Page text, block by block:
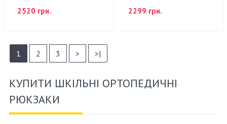
2520 грн. 2299 грн.
1 2 3 > >|
КУПИТИ ШКІЛЬНІ ОРТОПЕДИЧНІ
РЮКЗАКИ